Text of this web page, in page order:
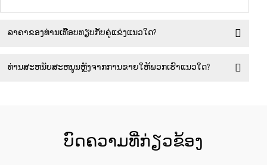
ລາຄາຂອງທ່ານເທືອບທຽບກັບຄູ່ແຂ່ງແນວໃດ?
ທ່ານສະຫນັບສະຫນູນຫຼັງຈາກການຂາຍໃຫ້ພວກເຮົາແນວໃດ?
ບົດຄວາມທີ່ກ່ຽວຂ້ອງ